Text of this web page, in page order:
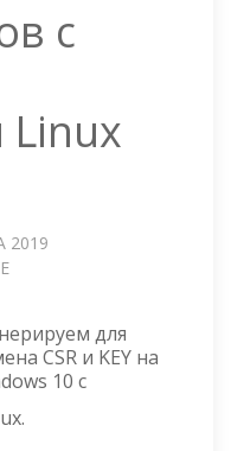
с
Linux
2019
—
ГЕНЕРАЦИЯ
CSR
И
для
CSR и KEY на
10 с